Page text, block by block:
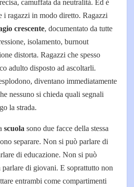
camuffata da neutralità. Ed è
i ragazzi in modo diretto. Ragazzi
crescente, documentato da tutte
isolamento, burnout
distorta. Ragazzi che spesso
adulto disposto ad ascoltarli.
diventano immediatamente
nessuno si chieda quali segnali
la strada.
scuola sono due facce della stessa
separare. Non si può parlare di
di educazione. Non si può
parlare di giovani. E soprattutto non
entrambi come compartimenti